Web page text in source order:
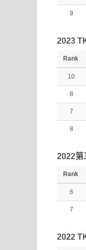
9
2023
Rank
10
8
7
8
2022第
Rank
6
7
2022